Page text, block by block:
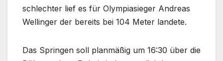
schlechter lief es für Olympiasieger Andreas
Wellinger der bereits bei 104 Meter landete.
Das Springen soll planmäßig um 16:30 über die